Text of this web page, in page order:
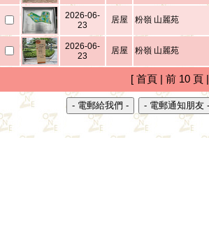
2026-06-
23
居屋 粉嶺 山麗苑
2026-06-
23
居屋 粉嶺 山麗苑
[ 首頁 | 前 10 頁 |